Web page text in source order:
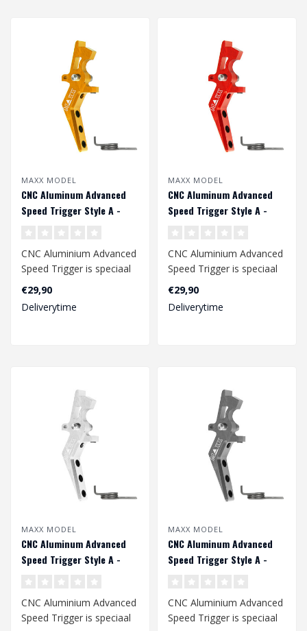
MAXX MODEL
CNC Aluminum Advanced
Speed Trigger Style A -
CNC Aluminium Advanced
Speed ​​Trigger is speciaal
ontworpen voor een
snelle..
€29,90
Deliverytime
MAXX MODEL
CNC Aluminum Advanced
Speed Trigger Style A -
CNC Aluminium Advanced
Speed ​​Trigger is speciaal
ontworpen voor een
snelle..
€29,90
Deliverytime
MAXX MODEL
CNC Aluminum Advanced
Speed Trigger Style A -
CNC Aluminium Advanced
Speed ​​Trigger is speciaal
MAXX MODEL
CNC Aluminum Advanced
Speed Trigger Style A -
CNC Aluminium Advanced
Speed ​​Trigger is speciaal